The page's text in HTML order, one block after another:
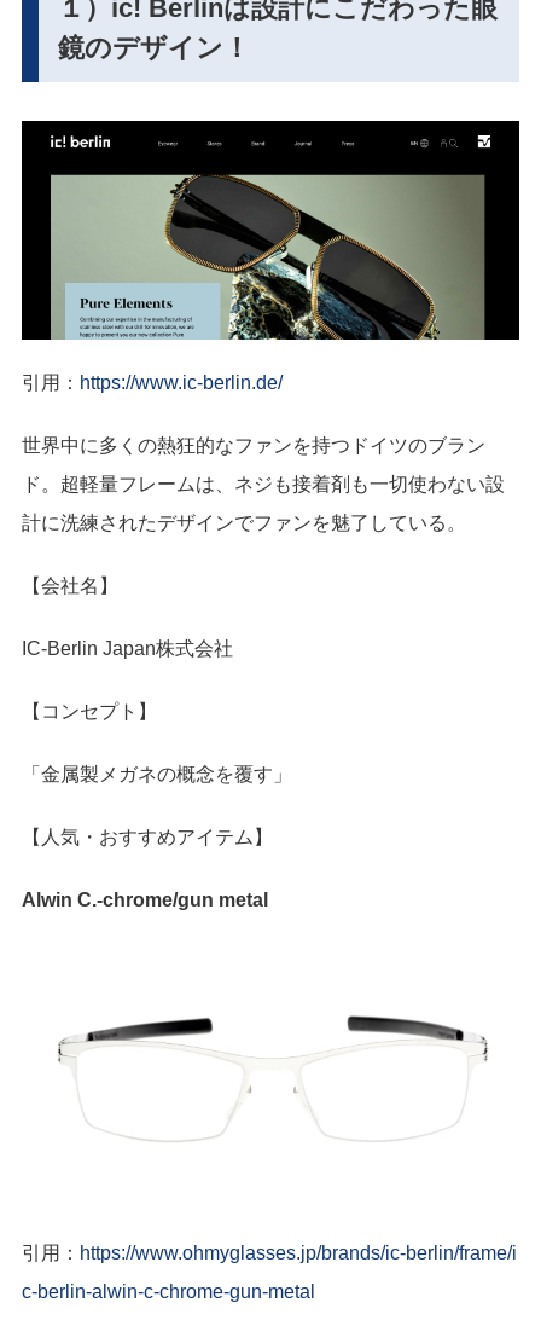
１）ic! Berlinは設計にこだわった眼
鏡のデザイン！
引用： https://www.ic-berlin.de/
世界中に多くの熱狂的なファンを持つドイツのブラン
ド。超軽量フレームは、ネジも接着剤も一切使わない設
計に洗練されたデザインでファンを魅了している。
【会社名】
IC-Berlin Japan株式会社
【コンセプト】
「金属製メガネの概念を覆す」
【人気・おすすめアイテム】
Alwin C.-chrome/gun metal
引用： https://www.ohmyglasses.jp/brands/ic-berlin/frame/i
c-berlin-alwin-c-chrome-gun-metal